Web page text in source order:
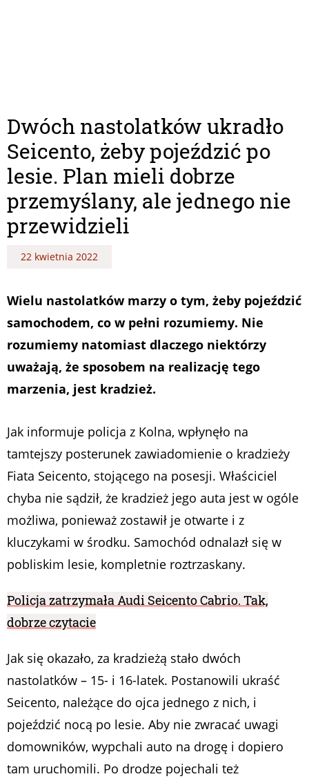
Dwóch nastolatków ukradło
Seicento, żeby pojeździć po
lesie. Plan mieli dobrze
przemyślany, ale jednego nie
przewidzieli
22 kwietnia 2022
Wielu nastolatków marzy o tym, żeby pojeździć
samochodem, co w pełni rozumiemy. Nie
rozumiemy natomiast dlaczego niektórzy
uważają, że sposobem na realizację tego
marzenia, jest kradzież.
Jak informuje policja z Kolna, wpłynęło na
tamtejszy posterunek zawiadomienie o kradzieży
Fiata Seicento, stojącego na posesji. Właściciel
chyba nie sądził, że kradzież jego auta jest w ogóle
możliwa, ponieważ zostawił je otwarte i z
kluczykami w środku. Samochód odnalazł się w
pobliskim lesie, kompletnie roztrzaskany.
Policja zatrzymała Audi Seicento Cabrio. Tak,
dobrze czytacie
Jak się okazało, za kradzieżą stało dwóch
nastolatków – 15- i 16-latek. Postanowili ukraść
Seicento, należące do ojca jednego z nich, i
pojeździć nocą po lesie. Aby nie zwracać uwagi
domowników, wypchali auto na drogę i dopiero
tam uruchomili. Po drodze pojechali też